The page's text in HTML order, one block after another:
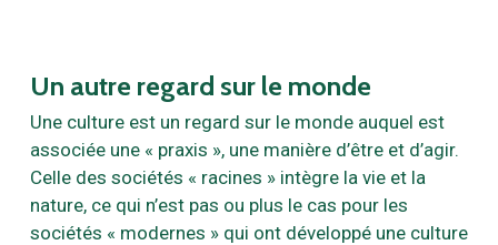
Un autre regard sur le monde
Une culture est un regard sur le monde auquel est
associée une « praxis », une manière d’être et d’agir.
Celle des sociétés « racines » intègre la vie et la
nature, ce qui n’est pas ou plus le cas pour les
sociétés « modernes » qui ont développé une culture